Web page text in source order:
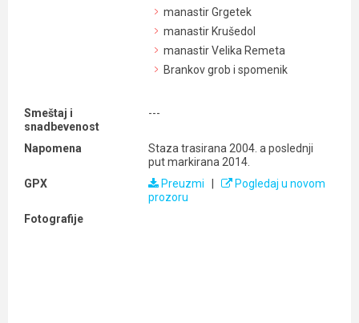
manastir Grgetek
manastir Krušedol
manastir Velika Remeta
Brankov grob i spomenik
Smeštaj i
snadbevenost
---
Napomena
Staza trasirana 2004. a poslednji
put markirana 2014.
GPX
Preuzmi
Pogledaj u novom
prozoru
Fotografije